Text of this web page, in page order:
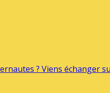
? Viens échanger